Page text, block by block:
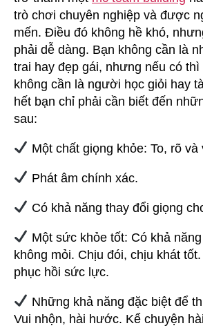
trò chơi chuyên nghiệp và được
mến. Điều đó không hề khó,
phải dễ dàng. Bạn không cần là
trai hay đẹp gái, nhưng nếu có thì
không cần là người học giỏi hay
hết bạn chỉ phải cần biết đến
sau:
Một chất giọng khỏe: To, rõ và
Phát âm chính xác.
Có khả năng thay đổi giọng
Một sức khỏe tốt: Có khả
không mỏi. Chịu đói, chịu khát
phục hồi sức lực.
Những khả năng đặc biệt để
Vui nhộn, hài hước. Kể chuyện